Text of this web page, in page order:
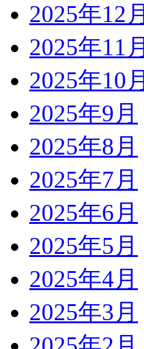
2025年12月
2025年11月
2025年10月
2025年9月
2025年8月
2025年7月
2025年6月
2025年5月
2025年4月
2025年3月